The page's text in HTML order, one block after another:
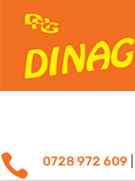
 0728 972 609